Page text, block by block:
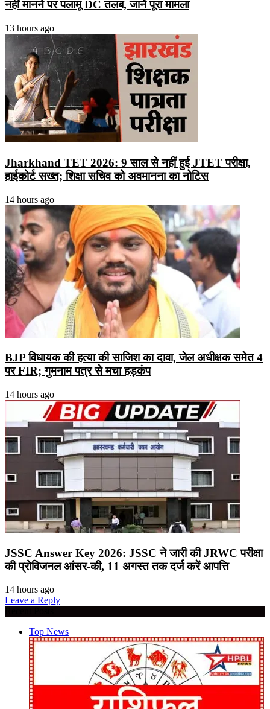
नहीं मानने पर पलामू DC तलब, जानें पूरा मामला
13 hours ago
Jharkhand TET 2026: 9 साल से नहीं हुई JTET परीक्षा,
हाईकोर्ट सख्त; शिक्षा सचिव को अवमानना का नोटिस
14 hours ago
BJP विधायक की हत्या की साजिश का दावा, जेल अधीक्षक समेत 4
पर FIR; गुमनाम पत्र से मचा हड़कंप
14 hours ago
JSSC Answer Key 2026: JSSC ने जारी की JRWC परीक्षा
की प्रोविजनल आंसर-की, 11 अगस्त तक दर्ज करें आपत्ति
14 hours ago
Leave a Reply
Top News